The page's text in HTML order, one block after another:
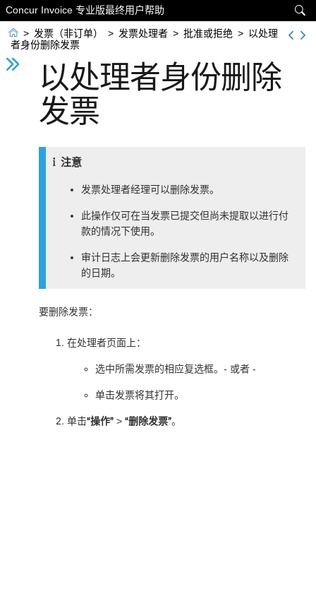

Concur Invoice 专业版最终用户帮助
 > 发票（非订单） > 发票处理者 > 批准或拒绝 > 以处理
者身份删除发票
以处理者身份删除
发票
注意
发票处理者经理可以删除发票。
此操作仅可在当发票已提交但尚未提取以进行付
款的情况下使用。
审计日志上会更新删除发票的用户名称以及删除
的日期。
要删除发票：
在处理者页面上：
选中所需发票的相应复选框。- 或者 -
单击发票将其打开。
单击“操作” > “删除发票”。